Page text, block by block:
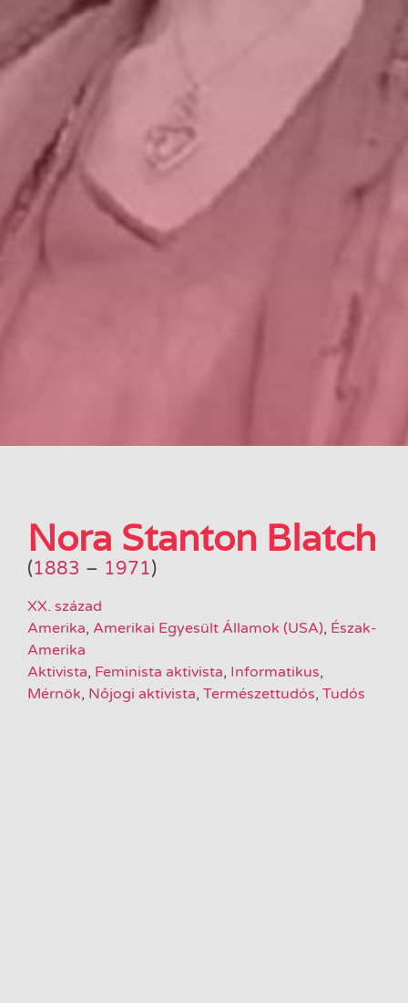
Nora Stanton Blatch
(1883 – 1971)
XX. század
Amerika, Amerikai Egyesült Államok (USA), Észak-
Amerika
Aktivista, Feminista aktivista, Informatikus,
Mérnök, Nőjogi aktivista, Természettudós, Tudós